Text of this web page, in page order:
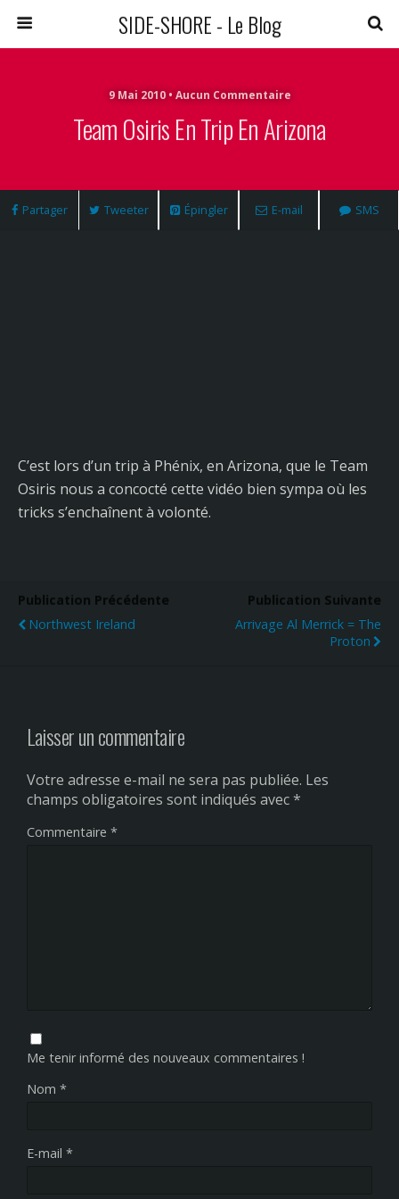
SIDE-SHORE - Le Blog
9 Mai 2010 • Aucun Commentaire
Team Osiris En Trip En Arizona
Partager Tweeter Épingler E-mail SMS
C’est lors d’un trip à Phénix, en Arizona, que le Team
Osiris nous a concocté cette vidéo bien sympa où les
tricks s’enchaînent à volonté.
Publication Précédente
Northwest Ireland
Publication Suivante
Arrivage Al Merrick = The
Proton
Laisser un commentaire
Votre adresse e-mail ne sera pas publiée. Les
champs obligatoires sont indiqués avec*
Commentaire *
Me tenir informé des nouveaux commentaires !
Nom *
E-mail *